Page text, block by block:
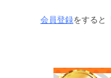
会員登録をすると